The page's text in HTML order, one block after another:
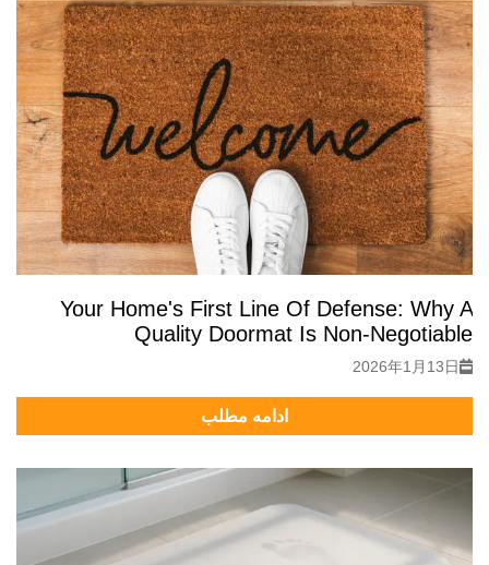
Your Home's First Line Of Defense: Why A
Quality Doormat Is Non-Negotiable
2026年1月13日
ادامه مطلب